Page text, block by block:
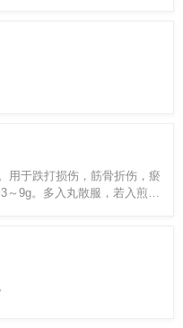
配伍金银花、黄连等同用。
水证）用治瘀血阻滞、水瘀互
治产后水肿，腹水身肿，配伍
用于跌打损伤，筋骨折伤，瘀